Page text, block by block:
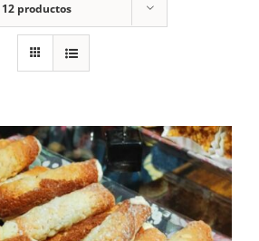
12 productos